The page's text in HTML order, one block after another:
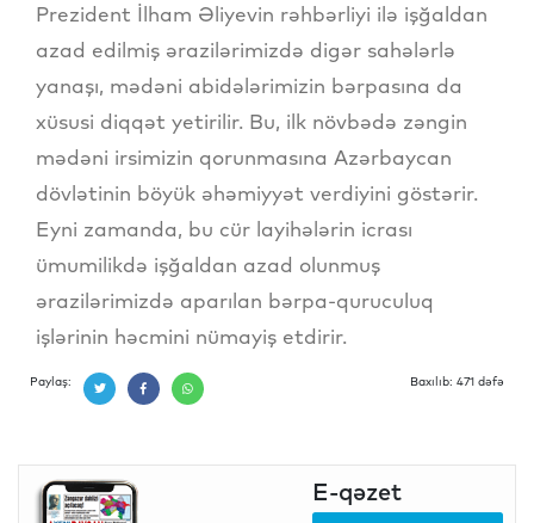
Prezident İlham Əliyevin rəhbərliyi ilə işğaldan
azad edilmiş ərazilərimizdə digər sahələrlə
yanaşı, mədəni abidələrimizin bərpasına da
xüsusi diqqət yetirilir. Bu, ilk növbədə zəngin
mədəni irsimizin qorunmasına Azərbaycan
dövlətinin böyük əhəmiyyət verdiyini göstərir.
Eyni zamanda, bu cür layihələrin icrası
ümumilikdə işğaldan azad olunmuş
ərazilərimizdə aparılan bərpa-quruculuq
işlərinin həcmini nümayiş etdirir.
Paylaş: Baxılıb: 471 dəfə
E-qəzet